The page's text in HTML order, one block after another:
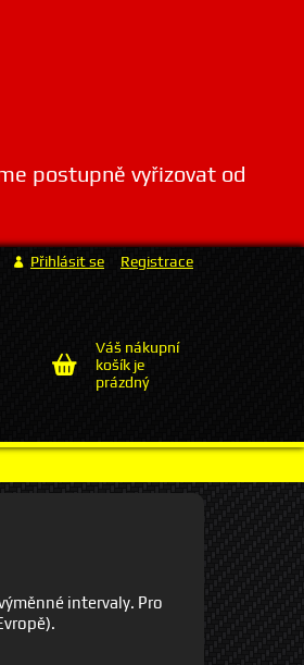
postupně vyřizovat od
Přihlásit se Registrace
Váš nákupní
košík je
prázdný
intervaly. Pro